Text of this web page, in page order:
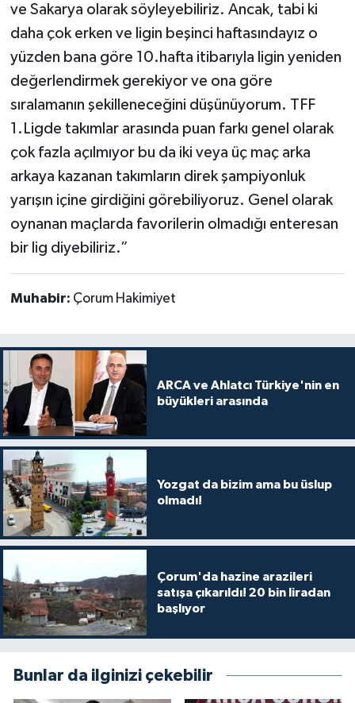
ve Sakarya olarak söyleyebiliriz. Ancak, tabi ki
daha çok erken ve ligin beşinci haftasındayız o
yüzden bana göre 10.hafta itibarıyla ligin yeniden
değerlendirmek gerekiyor ve ona göre
sıralamanın şekilleneceğini düşünüyorum. TFF
1.Ligde takımlar arasında puan farkı genel olarak
çok fazla açılmıyor bu da iki veya üç maç arka
arkaya kazanan takımların direk şampiyonluk
yarışın içine girdiğini görebiliyoruz. Genel olarak
oynanan maçlarda favorilerin olmadığı enteresan
bir lig diyebiliriz.”
Muhabir: Çorum Hakimiyet
ARCA ve Ahlatcı Türkiye'nin en
büyükleri arasında
Yozgat da bizim ama bu üslup
olmadı!
Çorum'da hazine arazileri
satışa çıkarıldı! 20 bin liradan
başlıyor
Bunlar da ilginizi çekebilir